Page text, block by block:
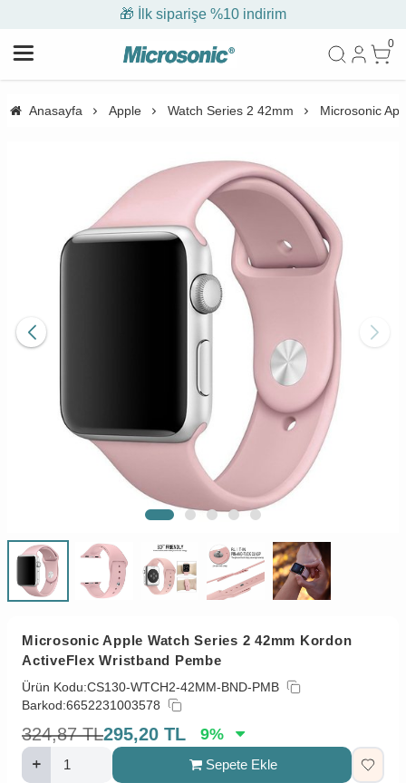
🎁 İlk siparişe %10 indirim
0
Anasayfa Apple Watch Series 2 42mm Microsonic
Microsonic Apple Watch Series 2 42mm Kordon
ActiveFlex Wristband Pembe
Ürün Kodu:CS130-WTCH2-42MM-BND-PMB
Barkod:6652231003578
324,87 TL295,20 TL 9%
Sepete Ekle